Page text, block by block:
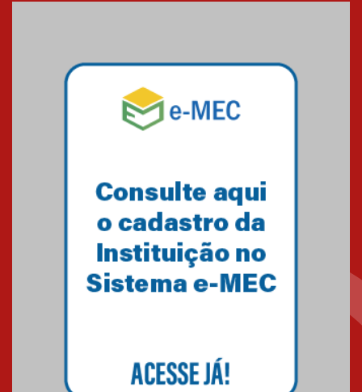
04.08.2026
Mackenzie recepciona os
calouros do segundo semestre
Como o Colégio Mackenzie
Brasília prepara seus
estudantes para o PAS antes
mesmo do Ensino Médio
04.08.2026